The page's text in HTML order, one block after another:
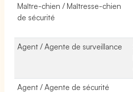
Maître-chien / Maîtresse-chien
de sécurité
Agent / Agente de surveillance
Agent / Agente de sécurité